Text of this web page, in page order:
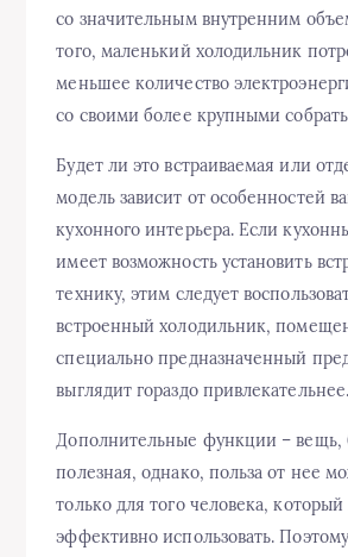
со значительным внутренним
того, маленький холодильник
меньшее количество
со своими более крупными
Будет ли это встраиваемая или
модель зависит от особенностей
кухонного интерьера. Если
имеет возможность установить
технику, этим следует
встроенный холодильник,
специально предназначенный
выглядит гораздо привлекательнее.
Дополнительные функции – вещь,
полезная, однако, польза от нее
только для того человека,
эффективно использовать.